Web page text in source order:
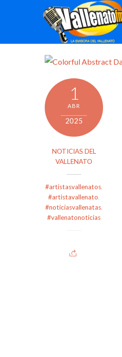
1
ABR
2025
NOTICIAS DEL
VALLENATO
#artistasvallenatos,
#artistavallenato,
#noticiasvallenatas,
#vallenatonoticias